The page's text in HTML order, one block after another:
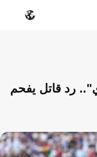
رد قاتل يفحم